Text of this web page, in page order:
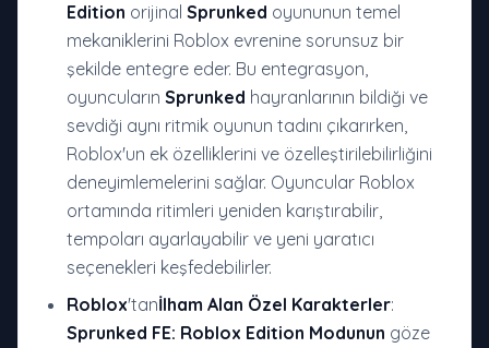
Edition orijinal Sprunked oyununun temel
mekaniklerini Roblox evrenine sorunsuz bir
şekilde entegre eder. Bu entegrasyon,
oyuncuların Sprunked hayranlarının bildiği ve
sevdiği aynı ritmik oyunun tadını çıkarırken,
Roblox'un ek özelliklerini ve özelleştirilebilirliğini
deneyimlemelerini sağlar. Oyuncular Roblox
ortamında ritimleri yeniden karıştırabilir,
tempoları ayarlayabilir ve yeni yaratıcı
seçenekleri keşfedebilirler.
Roblox'tanİlham Alan Özel Karakterler:
Sprunked FE: Roblox Edition Modunun göze